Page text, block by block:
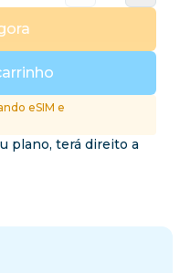
eSIM e
plano, terá direito a